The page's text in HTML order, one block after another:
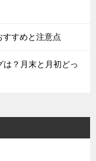
すめと注意点
？月末と月初どっ